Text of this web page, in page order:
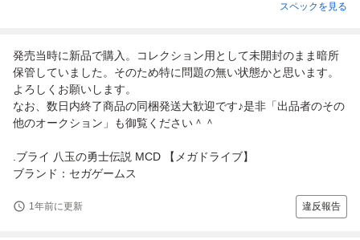
スペックを見る
発売当時に新品で購入。コレクション用として未開封のまま暗所
保管していました。そのため特に問題の無い状態かと思います。
よろしくお願いします。
なお、数日内終了商品の同梱発送大歓迎です♪是非「出品者のその
他のオークション」も御覧ください＾＾
.ブライ 八玉の勇士伝説 MCD 【メガドライブ】
ブランド：セガゲームス
1年前に更新 違反報告